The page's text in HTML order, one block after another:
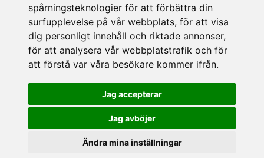
spårningsteknologier för att förbättra din
surfupplevelse på vår webbplats, för att visa
dig personligt innehåll och riktade annonser,
för att analysera vår webbplatstrafik och för
att förstå var våra besökare kommer ifrån.
Jag accepterar
Jag avböjer
Ändra mina inställningar